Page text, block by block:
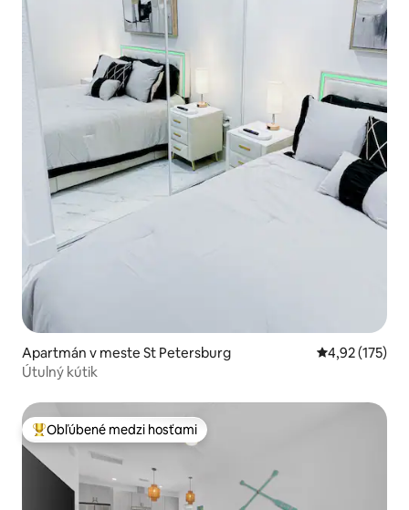
Apartmán v meste St Petersburg Priemerné
4,92 (175)
Útulný kútik
Najobľúbenejšie medzi hosťami
Obľúbené medzi hosťami